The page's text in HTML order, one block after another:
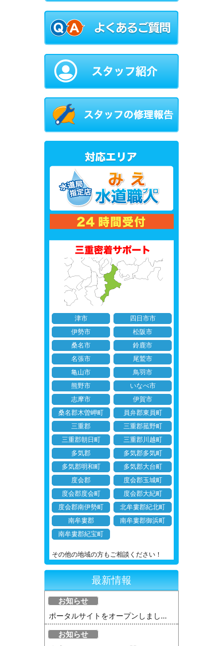
津市
四日市市
伊勢市
松阪市
桑名市
鈴鹿市
名張市
尾鷲市
亀山市
鳥羽市
熊野市
いなべ市
志摩市
伊賀市
桑名郡木曽岬町
員弁郡東員町
三重郡
三重郡菰野町
三重郡朝日町
三重郡川越町
多気郡
多気郡多気町
多気郡明和町
多気郡大台町
度会郡
度会郡玉城町
度会郡度会町
度会郡大紀町
度会郡南伊勢町
北牟婁郡紀北町
南牟婁郡
南牟婁郡御浜町
南牟婁郡紀宝町
その他の地域の方もご相談ください！
最新情報
お知らせ
ポータルサイトをオープンしまし...
お知らせ